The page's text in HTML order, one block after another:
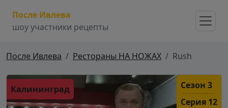
После Ивлева
шоу участники рецепты
После Ивлева Рестораны НА НОЖАХ Rush
Калининград
Сезон 3
Серия 12